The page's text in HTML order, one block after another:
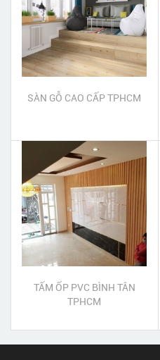
SÀN GỖ CAO CẤP TPHCM
TẤM ỐP PVC BÌNH TÂN
TPHCM